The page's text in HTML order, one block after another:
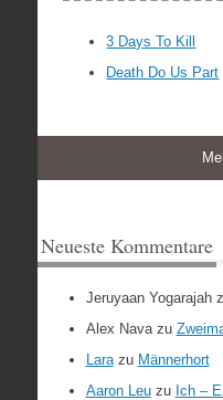
3 Days To Kill
Death Do Us Part
Neueste Kommentare
Jeruyaan Yogarajah
Alex Navazu
Larazu Männerhort
Aaron Leuzu Ich –